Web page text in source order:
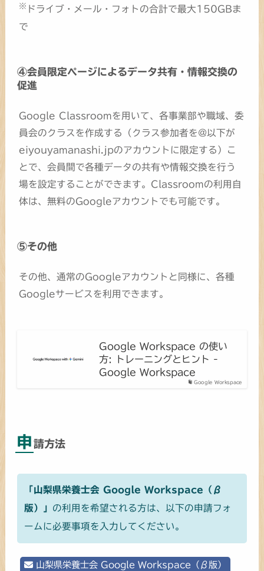
※ ドライブ・メール・フォトの合計で最大150GBま
で
④会員限定ページによるデータ共有・情報交換の
促進
Google Classroomを用いて、各事業部や職域、委
員会のクラスを作成する（クラス参加者を@以下が
eiyouyamanashi.jpのアカウントに限定する）こ
とで、会員間で各種データの共有や情報交換を行う
場を設定することができます。Classroomの利用自
体は、無料のGoogleアカウントでも可能です。
⑤その他
その他、通常のGoogleアカウントと同様に、各種
Googleサービスを利用できます。
Google Workspace
Google Workspace の使い
方: トレーニングとヒント -
Google Workspace
申 請方法
「山梨県栄養士会 Google Workspace（β
版）」 の利用を希望される方は、以下の申請フォ
ームに必要事項を入力してください。
山梨県栄養士会 Google Workspace（β版）